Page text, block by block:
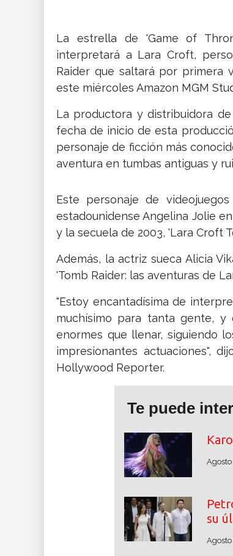
La estrella de 'Game of
interpretará a Lara Croft,
Raider que saltará por primera
este miércoles Amazon MGM
La productora y distribuidora
fecha de inicio de esta
personaje de ficción más
aventura en tumbas antiguas y
Este personaje de
estadounidense Angelina Jolie
y la secuela de 2003, 'Lara Croft
Además, la actriz sueca Alicia
'Tomb Raider: las aventuras de
"Estoy encantadísima de
muchísimo para tanta gente,
enormes que llenar, siguiendo
impresionantes actuaciones",
Hollywood Reporter.
Te puede
su